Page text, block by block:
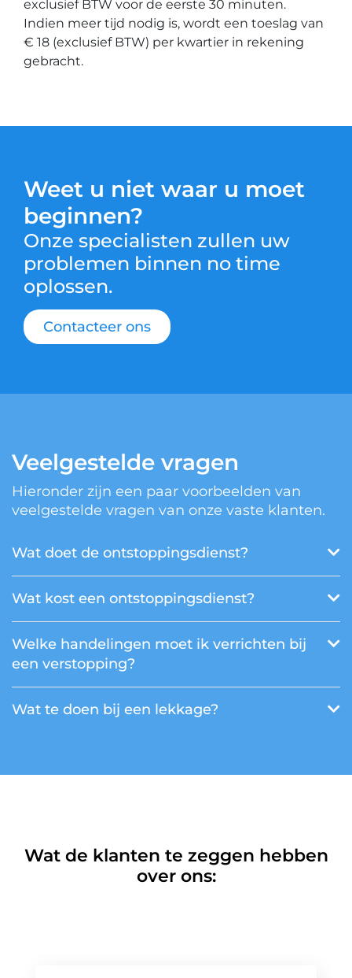
exclusief BTW voor de eerste 30 minuten.
Indien meer tijd nodig is, wordt een toeslag van
€ 18 (exclusief BTW) per kwartier in rekening
gebracht.
Weet u niet waar u moet
beginnen?
Onze specialisten zullen uw
problemen binnen no time
oplossen.
Contacteer ons
Veelgestelde vragen
Hieronder zijn een paar voorbeelden van
veelgestelde vragen van onze vaste klanten.
Wat doet de ontstoppingsdienst?
Wat kost een ontstoppingsdienst?
Welke handelingen moet ik verrichten bij
een verstopping?
Wat te doen bij een lekkage?
Wat de klanten te zeggen hebben
over ons: